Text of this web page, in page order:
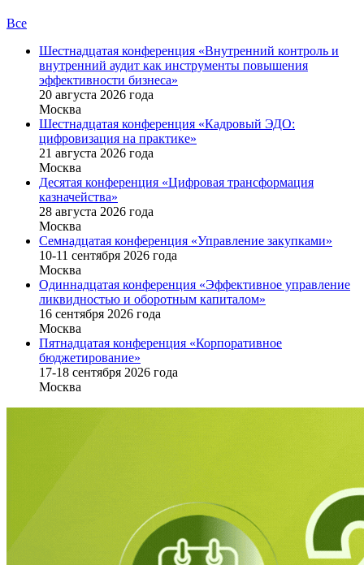
Все
Шестнадцатая конференция «Внутренний контроль и
внутренний аудит как инструменты повышения
эффективности бизнеса»
20 августа 2026 года
Москва
Шестнадцатая конференция «Кадровый ЭДО:
цифровизация на практике»
21 августа 2026 года
Москва
Десятая конференция «Цифровая трансформация
казначейства»
28 августа 2026 года
Москва
Семнадцатая конференция «Управление закупками»
10-11 сентября 2026 года
Москва
Одиннадцатая конференция «Эффективное управление
ликвидностью и оборотным капиталом»
16 cентября 2026 года
Москва
Пятнадцатая конференция «Корпоративное
бюджетирование»
17-18 сентября 2026 года
Москва